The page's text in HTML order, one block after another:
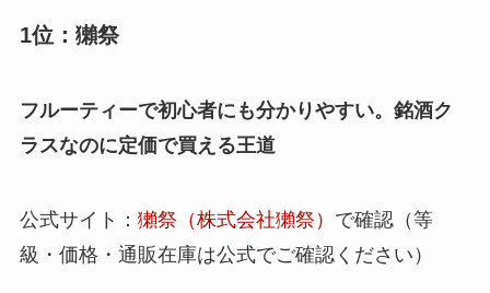
1位：獺祭
フルーティーで初心者にも分かりやすい。銘酒ク
ラスなのに定価で買える王道
公式サイト： 獺祭（株式会社獺祭） で確認（等
級・価格・通販在庫は公式でご確認ください）